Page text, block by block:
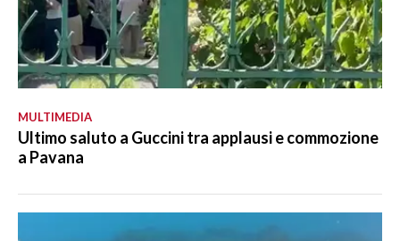
MULTIMEDIA
Ultimo saluto a Guccini tra applausi e commozione
a Pavana